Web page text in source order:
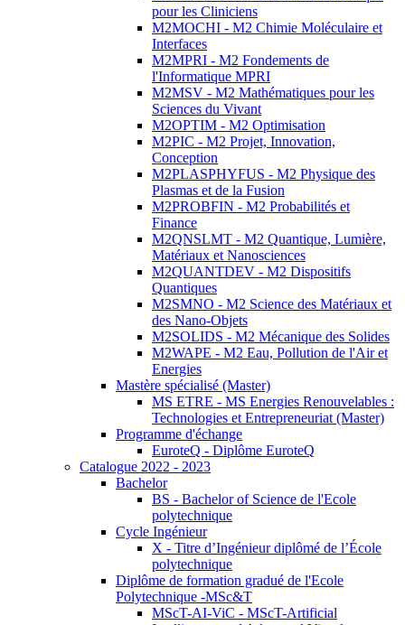
pour les Cliniciens
M2MOCHI - M2 Chimie Moléculaire et
Interfaces
M2MPRI - M2 Fondements de
l'Informatique MPRI
M2MSV - M2 Mathématiques pour les
Sciences du Vivant
M2OPTIM - M2 Optimisation
M2PIC - M2 Projet, Innovation,
Conception
M2PLASPHYFUS - M2 Physique des
Plasmas et de la Fusion
M2PROBFIN - M2 Probabilités et
Finance
M2QNSLMT - M2 Quantique, Lumière,
Matériaux et Nanosciences
M2QUANTDEV - M2 Dispositifs
Quantiques
M2SMNO - M2 Science des Matériaux et
des Nano-Objets
M2SOLIDS - M2 Mécanique des Solides
M2WAPE - M2 Eau, Pollution de l'Air et
Energies
Mastère spécialisé (Master)
MS ETRE - MS Energies Renouvelables :
Technologies et Entrepreneuriat (Master)
Programme d'échange
EuroteQ - Diplôme EuroteQ
Catalogue 2022 - 2023
Bachelor
BS - Bachelor of Science de l'Ecole
polytechnique
Cycle Ingénieur
X - Titre d’Ingénieur diplômé de l’École
polytechnique
Diplôme de formation gradué de l'Ecole
Polytechnique -MSc&T
MScT-AI-ViC - MScT-Artificial